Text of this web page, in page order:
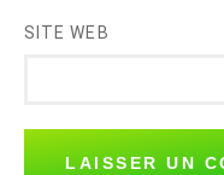
SITE WEB